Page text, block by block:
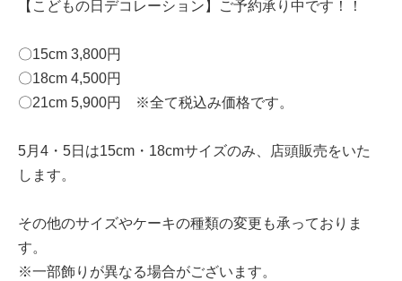
【こどもの日デコレーション】ご予約承り中です！！
〇15cm 3,800円
〇18cm 4,500円
〇21cm 5,900円 ※全て税込み価格です。
5月4・5日は15cm・18cmサイズのみ、店頭販売をいた
します。
その他のサイズやケーキの種類の変更も承っておりま
す。
※一部飾りが異なる場合がございます。